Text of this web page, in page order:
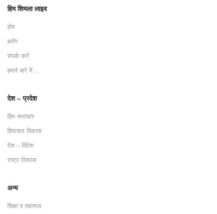
हिम शिमला लाइव
होम
ब्लॉग
संपर्क करें
हमारे बारे में…
देश – प्रदेश
हिम समाचार
हिमाचल विकास
देश – विदेश
राष्ट्र विकास
अन्य
शिक्षा व स्वास्थ्य